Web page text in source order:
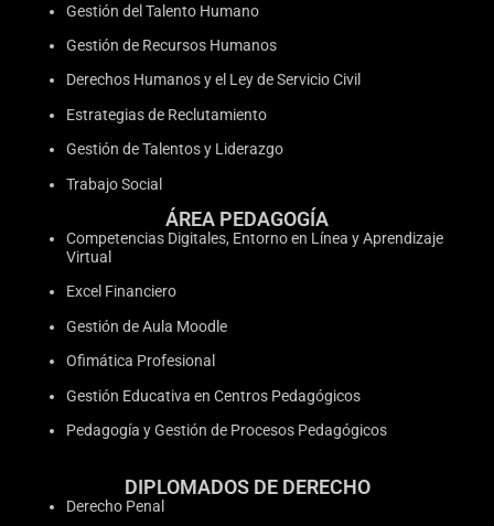
Gestión del Talento Humano
Gestión de Recursos Humanos
Derechos Humanos y el Ley de Servicio Civil
Estrategias de Reclutamiento
Gestión de Talentos y Liderazgo
Trabajo Social
ÁREA PEDAGOGÍA
Competencias Digitales, Entorno en Línea y Aprendizaje
Virtual
Excel Financiero
Gestión de Aula Moodle
Ofimática Profesional
Gestión Educativa en Centros Pedagógicos
Pedagogía y Gestión de Procesos Pedagógicos
DIPLOMADOS DE DERECHO
Derecho Penal